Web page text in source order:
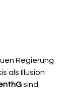
Regierung
als Illusion
sind